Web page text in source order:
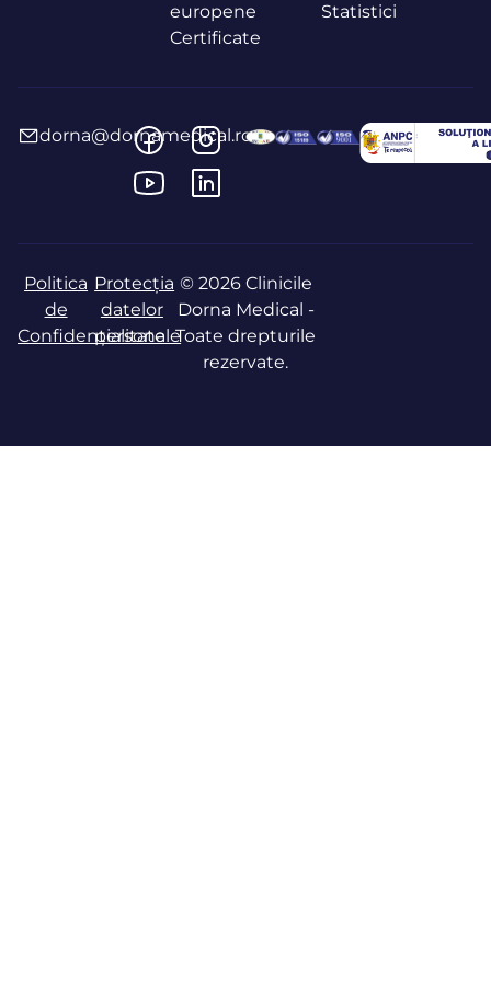
europene
Certificate
Statistici
dorna@dornamedical.ro
Politica
de
Confidențialitate
Protecția
datelor
personale
© 2026 Clinicile
Dorna Medical -
Toate drepturile
rezervate.